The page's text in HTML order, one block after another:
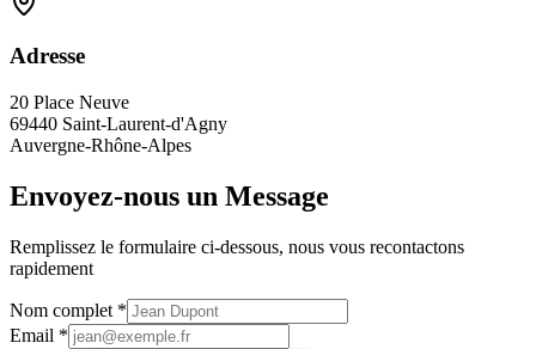
Adresse
20 Place Neuve
69440 Saint-Laurent-d'Agny
Auvergne-Rhône-Alpes
Envoyez-nous un Message
Remplissez le formulaire ci-dessous, nous vous recontactons
rapidement
Nom complet *
Email *